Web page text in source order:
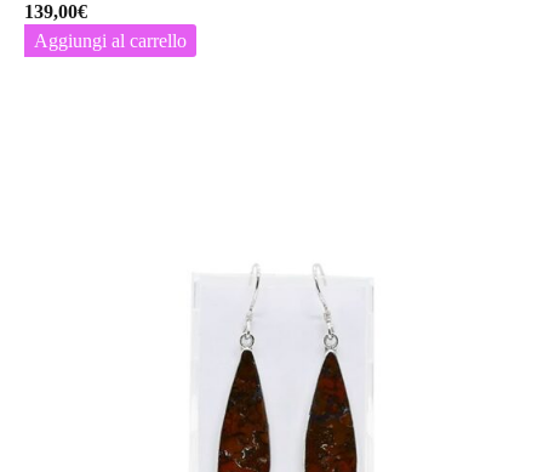
139,00€
Aggiungi al carrello